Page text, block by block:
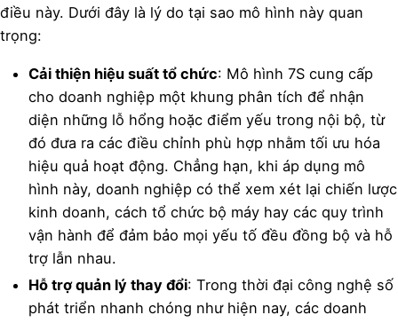
điều này. Dưới đây là lý do tại sao mô hình này quan
trọng:
Cải thiện hiệu suất tổ chức: Mô hình 7S cung cấp
cho doanh nghiệp một khung phân tích để nhận
diện những lỗ hổng hoặc điểm yếu trong nội bộ, từ
đó đưa ra các điều chỉnh phù hợp nhằm tối ưu hóa
hiệu quả hoạt động. Chẳng hạn, khi áp dụng mô
hình này, doanh nghiệp có thể xem xét lại chiến lược
kinh doanh, cách tổ chức bộ máy hay các quy trình
vận hành để đảm bảo mọi yếu tố đều đồng bộ và hỗ
trợ lẫn nhau.
Hỗ trợ quản lý thay đổi: Trong thời đại công nghệ số
phát triển nhanh chóng như hiện nay, các doanh